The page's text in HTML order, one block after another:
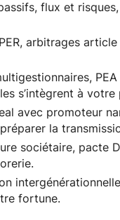
flux et
arbitrages
s’intègrent à
avec promoteur
la
sociétaire, pacte
fortune.